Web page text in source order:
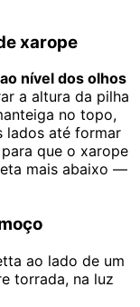
xarope
ao nível dos olhos
a altura da pilha
no topo,
lados até formar
que o xarope
mais abaixo —
ao lado de um
torrada, na luz